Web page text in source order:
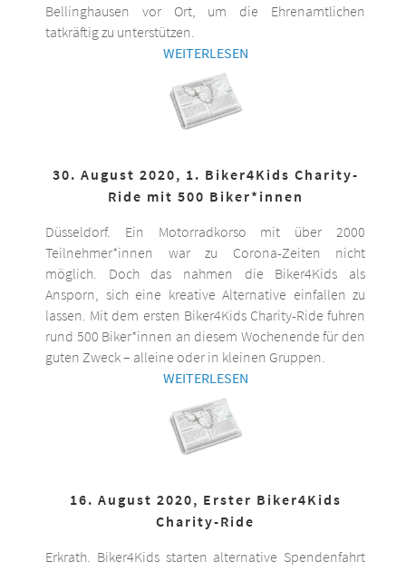
Bellinghausen vor Ort, um die Ehrenamtlichen
tatkräftig zu unterstützen.
WEITERLESEN
30. August 2020, 1. Biker4Kids Charity-
Ride mit 500 Biker*innen
Düsseldorf. Ein Motorradkorso mit über 2000
Teilnehmer*innen war zu Corona-Zeiten nicht
möglich. Doch das nahmen die Biker4Kids als
Ansporn, sich eine kreative Alternative einfallen zu
lassen. Mit dem ersten Biker4Kids Charity-Ride fuhren
rund 500 Biker*innen an diesem Wochenende für den
guten Zweck – alleine oder in kleinen Gruppen.
WEITERLESEN
16. August 2020, Erster Biker4Kids
Charity-Ride
Erkrath. Biker4Kids starten alternative Spendenfahrt